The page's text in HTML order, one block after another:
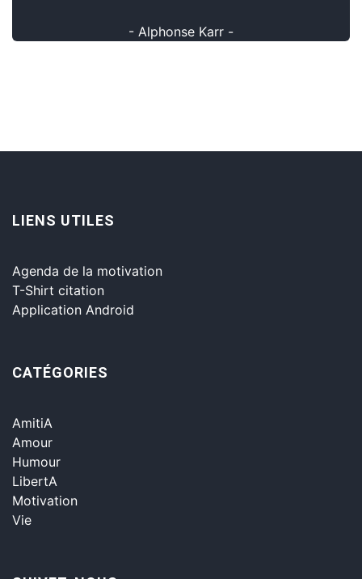
- Alphonse Karr -
LIENS UTILES
Agenda de la motivation
T-Shirt citation
Application Android
CATÉGORIES
AmitiA
Amour
Humour
LibertA
Motivation
Vie